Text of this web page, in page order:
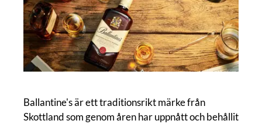
Ballantine's är ett traditionsrikt märke från
Skottland som genom åren har uppnått och behållit